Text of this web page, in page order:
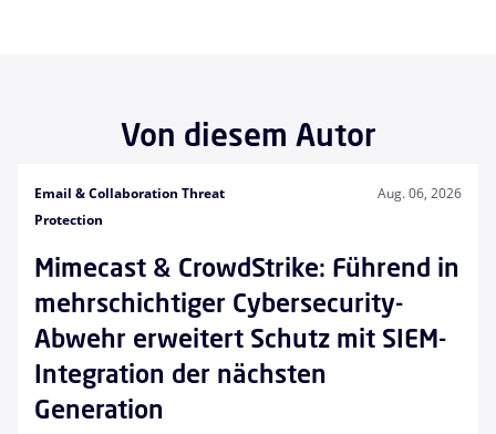
Von diesem Autor
Email & Collaboration Threat
Protection
Aug. 06, 2026
Mimecast & CrowdStrike: Führend in
mehrschichtiger Cybersecurity-
Abwehr erweitert Schutz mit SIEM-
Integration der nächsten
Generation